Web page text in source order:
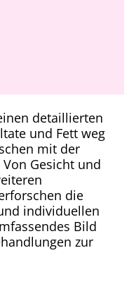
detaillierten
und Fett weg
mit der
Gesicht und
die
individuellen
Bild
zur